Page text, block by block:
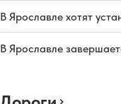
В Ярославле хотят
В Ярославле